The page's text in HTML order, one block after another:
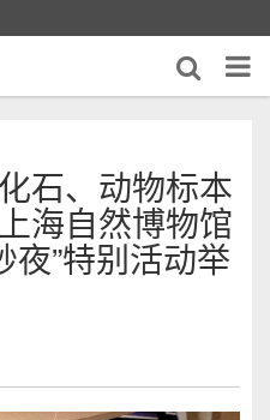
石、动物标本
海自然博物馆
夜”特别活动举